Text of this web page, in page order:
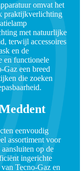
omvat het
praktijkverlichting
met natuurlijke
terwijl accessoires
en de
en functionele
een breed
die zoeken
eenvoudig
assortiment voor
op de
ingerichte
Tecno-Gaz en